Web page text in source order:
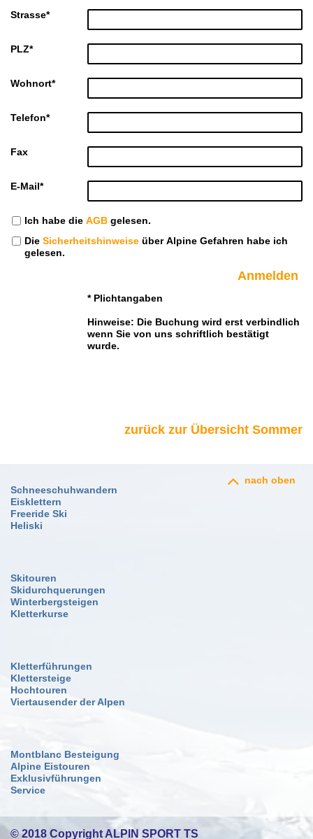
Strasse*
PLZ*
Wohnort*
Telefon*
Fax
E-Mail*
Ich habe die AGB gelesen.
Die Sicherheitshinweise über Alpine Gefahren habe ich
gelesen.
* Plichtangaben
Hinweise: Die Buchung wird erst verbindlich
wenn Sie von uns schriftlich bestätigt
wurde.
zurück zur Übersicht Sommer
nach oben
Schneeschuhwandern
Eisklettern
Freeride Ski
Heliski
Skitouren
Skidurchquerungen
Winterbergsteigen
Kletterkurse
Kletterführungen
Klettersteige
Hochtouren
Viertausender der Alpen
Montblanc Besteigung
Alpine Eistouren
Exklusivführungen
Service
© 2018 Copyright ALPIN SPORT TS